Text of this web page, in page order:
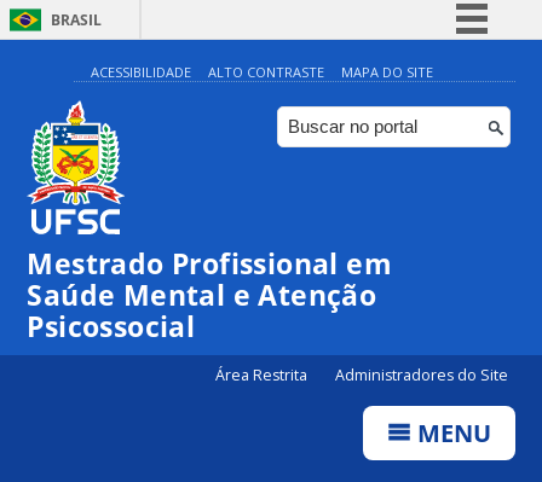
BRASIL
Simplifique!
Comunica BR
Participe
Canais
ACESSIBILIDADE ALTO CONTRASTE MAPA DO SITE
Mestrado Profissional em
Saúde Mental e Atenção
Psicossocial
Área Restrita Administradores do Site
MENU